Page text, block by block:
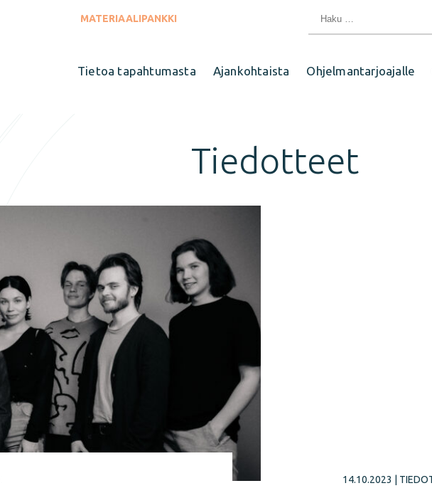
MATERIAALIPANKKI Haku:
Tietoa tapahtumasta Ajankohtaista Ohjelmantarjoajalle
Tiedotteet
14.10.2023